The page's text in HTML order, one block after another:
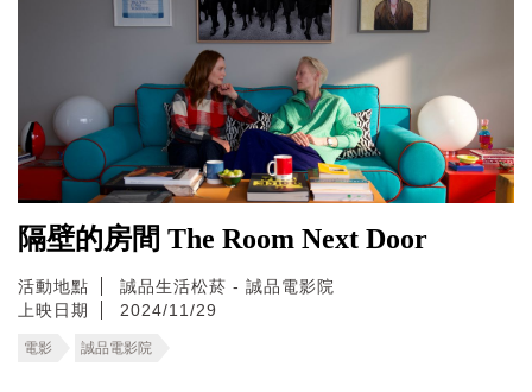
隔壁的房間 The Room Next Door
活動地點
誠品生活松菸 - 誠品電影院
上映日期
2024/11/29
電影 誠品電影院